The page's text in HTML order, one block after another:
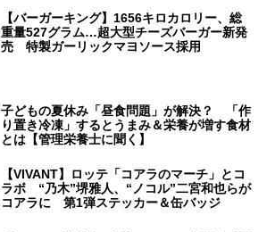
【バーガーキング】1656キロカロリー、総
重量527グラム…超大型チーズバーガー新発
売 特製ガーリックマヨソース採用
子どもの夏休み「昼食問題」が解決？ 「作
り置き冷凍」するとうまみ＆栄養が増す食材
とは【管理栄養士に聞く】
【VIVANT】ロッテ「コアラのマーチ」とコ
ラボ “乃木”堺雅人、“ノコル”二宮和也らが
コアラに 第1弾ステッカー＆缶バッジ